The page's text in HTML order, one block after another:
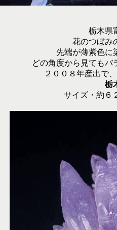
栃木県
花のつぼみ
先端が薄紫色に
どの角度から見てもバ
２００８年産出で
栃
サイズ・約